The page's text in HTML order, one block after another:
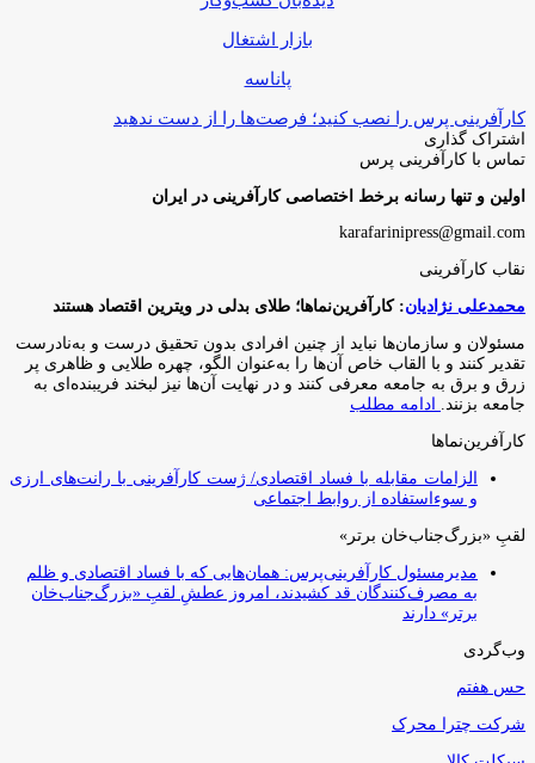
بازار اشتغال
پاناسه
کارآفرینی پرس را نصب کنید؛ فرصت‌ها را از دست ندهید
اشتراک گذاری
فیس
توئیتر
لینکدین
واتس
تلگرام
اشتراک
از
ایمیل
چاپ
تماس با کارآفرینی پرس
اولین و تنها رسانه برخط اختصاصی کارآفرینی در ایران
karafarinipress@gmail.com
نقاب کارآفرینی
محمدعلی نژادیان: کارآفرین‌نماها؛ طلای بدلی در ویترین اقتصاد هستند
مسئولان و سازمان‌ها نباید از چنین افرادی بدون تحقیق درست و به‌نادرست
تقدیر کنند و با القاب خاص آ‌ن‌ها را به‌عنوان الگو، چهره طلایی و ظاهری پر
زرق و برق به جامعه معرفی کنند و در نهایت آن‌ها نیز لبخند فریبنده‌ای به
جامعه بزنند.
ادامه مطلب
کارآفرین‌نماها
الزامات مقابله با فساد اقتصادی/ ژست کارآفرینی با رانت‌های ارزی
و سوءاستفاده از روابط اجتماعی
لقبِ «بزرگ‌جناب‌خان برتر»
مدیرمسئول کارآفرینی‌پرس: همان‌هایی که با فساد اقتصادی و ظلم
به مصرف‌کنندگان قد کشیدند، امروز عطشِ لقبِ «بزرگ‌جناب‌خان
برتر» دارند
وب‌گردی
حس هفتم
شرکت چترا محرک